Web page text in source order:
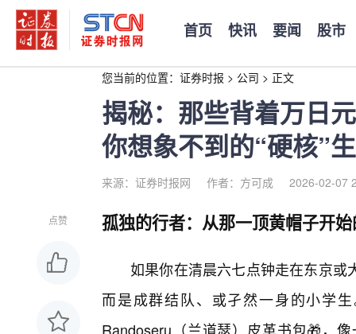
首页 快讯 要闻 股市
您当前的位置： 证券时报 > 公司 > 正文
揭秘：那些背着万日
你想象不到的“硬核”
来源：证券时报网 作者：方可成 2026-02-07
点赞 孤独的行者：从那一顶黄帽子开
如果你在清晨六七点钟走在东京或
而是成群结队、或孑然一身的小学
Randoseru（兰道瑟）皮革书包🎁，